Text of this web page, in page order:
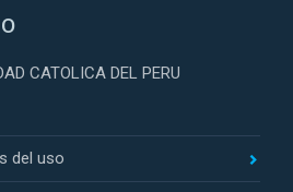
CATOLICA DEL PERU
del uso